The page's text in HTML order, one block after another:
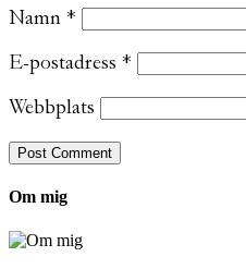
Namn *
E-postadress *
Webbplats
Om mig